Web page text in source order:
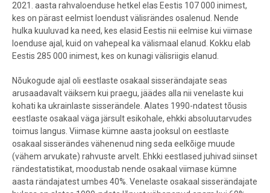
2021. aasta rahvaloenduse hetkel elas Eestis 107 000 inimest,
kes on pärast eelmist loendust välisrändes osalenud. Nende
hulka kuuluvad ka need, kes elasid Eestis nii eelmise kui viimase
loenduse ajal, kuid on vahepeal ka välismaal elanud. Kokku elab
Eestis 285 000 inimest, kes on kunagi välisriigis elanud.
Nõukogude ajal oli eestlaste osakaal sisserändajate seas
arusaadavalt väiksem kui praegu, jäädes alla nii venelaste kui
kohati ka ukrainlaste sisserändele. Alates 1990-ndatest tõusis
eestlaste osakaal väga järsult esikohale, ehkki absoluutarvudes
toimus langus. Viimase kümne aasta jooksul on eestlaste
osakaal sisserändes vähenenud ning seda eelkõige muude
(vähem arvukate) rahvuste arvelt. Ehkki eestlased juhivad siinset
rändestatistikat, moodustab nende osakaal viimase kümne
aasta rändajatest umbes 40%. Venelaste osakaal sisserändajate